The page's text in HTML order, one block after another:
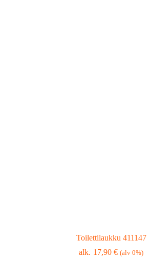
Toilettilaukku 411147
17,90€ (alv 0%)